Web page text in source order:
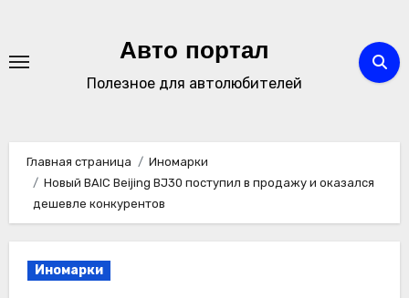
содержимому
Авто портал
Полезное для автолюбителей
Главная страница
Иномарки
Новый BAIC Beijing BJ30 поступил в продажу и оказался
дешевле конкурентов
Иномарки